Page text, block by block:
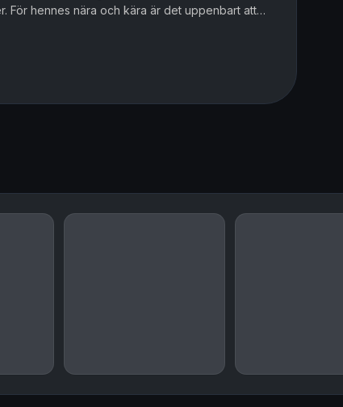
För hennes nära och kära är det uppenbart att
sig i en psykos. Me...